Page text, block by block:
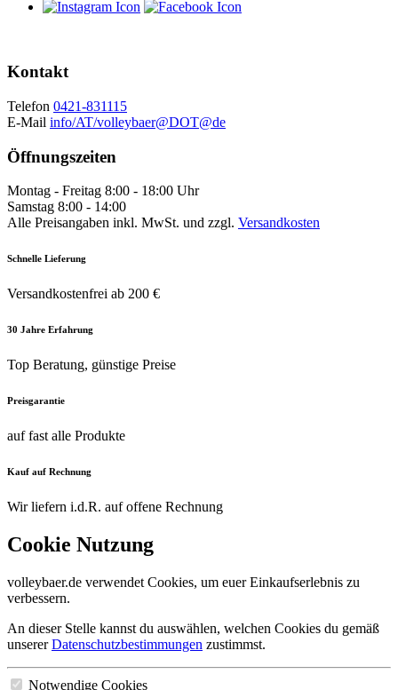
Kontakt
Telefon 0421-831115
E-Mail info/AT/volleybaer@DOT@de
Öffnungszeiten
Montag - Freitag 8:00 - 18:00 Uhr
Samstag 8:00 - 14:00
Alle Preisangaben inkl. MwSt. und zzgl. Versandkosten
Schnelle Lieferung
Versandkostenfrei ab 200 €
30 Jahre Erfahrung
Top Beratung, günstige Preise
Preisgarantie
auf fast alle Produkte
Kauf auf Rechnung
Wir liefern i.d.R. auf offene Rechnung
Cookie Nutzung
volleybaer.de verwendet Cookies, um euer Einkaufserlebnis zu
verbessern.
An dieser Stelle kannst du auswählen, welchen Cookies du gemäß
unsererDatenschutzbestimmungen zustimmst.
Notwendige Cookies